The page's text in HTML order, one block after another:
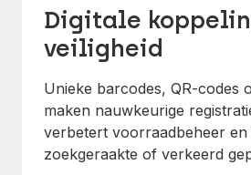
Digitale
veiligheid
Unieke barcodes, QR-codes
maken nauwkeurige
verbetert voorraadbeheer
zoekgeraakte of verkeerd